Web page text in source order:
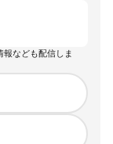
報なども配信しま